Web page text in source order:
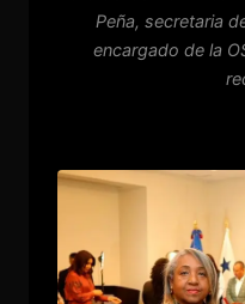
Peña, secretaria
encargado de la